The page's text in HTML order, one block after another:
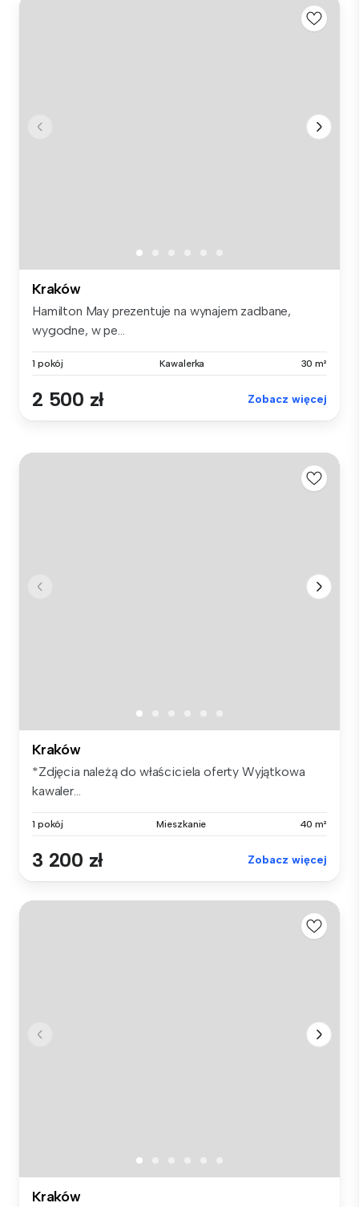
Kraków
Hamilton May prezentuje na wynajem zadbane,
wygodne, w pe...
1 pokój Kawalerka 30 m²
2 500 zł Zobacz więcej
Kraków
*Zdjęcia należą do właściciela oferty Wyjątkowa
kawaler...
1 pokój Mieszkanie 40 m²
3 200 zł Zobacz więcej
Kraków